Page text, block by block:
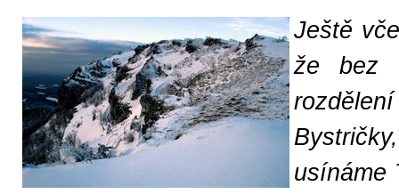
Ještě
že bez
usínáme